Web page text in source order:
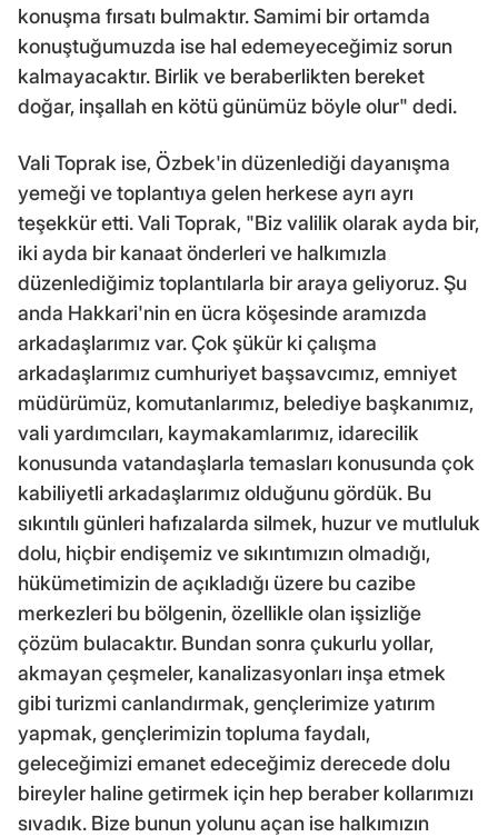
konuşma fırsatı bulmaktır. Samimi bir ortamda
konuştuğumuzda ise hal edemeyeceğimiz sorun
kalmayacaktır. Birlik ve beraberlikten bereket
doğar, inşallah en kötü günümüz böyle olur" dedi.
Vali Toprak ise, Özbek'in düzenlediği dayanışma
yemeği ve toplantıya gelen herkese ayrı ayrı
teşekkür etti. Vali Toprak, "Biz valilik olarak ayda bir,
iki ayda bir kanaat önderleri ve halkımızla
düzenlediğimiz toplantılarla bir araya geliyoruz. Şu
anda Hakkari'nin en ücra köşesinde aramızda
arkadaşlarımız var. Çok şükür ki çalışma
arkadaşlarımız cumhuriyet başsavcımız, emniyet
müdürümüz, komutanlarımız, belediye başkanımız,
vali yardımcıları, kaymakamlarımız, idarecilik
konusunda vatandaşlarla temasları konusunda çok
kabiliyetli arkadaşlarımız olduğunu gördük. Bu
sıkıntılı günleri hafızalarda silmek, huzur ve mutluluk
dolu, hiçbir endişemiz ve sıkıntımızın olmadığı,
hükümetimizin de açıkladığı üzere bu cazibe
merkezleri bu bölgenin, özellikle olan işsizliğe
çözüm bulacaktır. Bundan sonra çukurlu yollar,
akmayan çeşmeler, kanalizasyonları inşa etmek
gibi turizmi canlandırmak, gençlerimize yatırım
yapmak, gençlerimizin topluma faydalı,
geleceğimizi emanet edeceğimiz derecede dolu
bireyler haline getirmek için hep beraber kollarımızı
sıvadık. Bize bunun yolunu açan ise halkımızın